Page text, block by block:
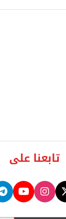
تابعنا على